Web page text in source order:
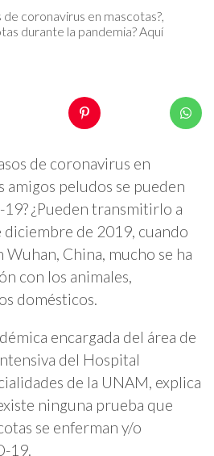
coronavirus en mascotas?,
durante la pandemia? Aquí
de coronavirus en
amigos peludos se pueden
¿Pueden transmitirlo a
diciembre de 2019, cuando
China, mucho se ha
con los animales,
domésticos.
encargada del área de
del Hospital
de la UNAM, explica
ninguna prueba que
se enferman y/o
19.